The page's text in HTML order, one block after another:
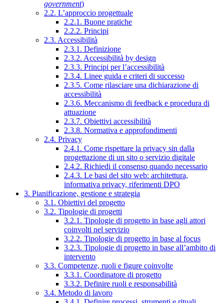
government)
2.2. L’approccio progettuale
2.2.1. Buone pratiche
2.2.2. Principi
2.3. Accessibilità
2.3.1. Definizione
2.3.2. Accessibilità by design
2.3.3. Principi per l’accessibilità
2.3.4. Linee guida e criteri di successo
2.3.5. Come rilasciare una dichiarazione di
accessibilità
2.3.6. Meccanismo di feedback e procedura di
attuazione
2.3.7. Obiettivi accessibilità
2.3.8. Normativa e approfondimenti
2.4. Privacy
2.4.1. Come rispettare la privacy sin dalla
progettazione di un sito o servizio digitale
2.4.2. Richiedi il consenso quando necessario
2.4.3. Le basi del sito web: architettura,
informativa privacy, riferimenti DPO
3. Pianificazione, gestione e strategia
3.1. Obiettivi del progetto
3.2. Tipologie di progetti
3.2.1. Tipologie di progetto in base agli attori
coinvolti nel servizio
3.2.2. Tipologie di progetto in base al focus
3.2.3. Tipologie di progetto in base all’ambito di
intervento
3.3. Competenze, ruoli e figure coinvolte
3.3.1. Coordinatore di progetto
3.3.2. Definire ruoli e responsabilità
3.4. Metodo di lavoro